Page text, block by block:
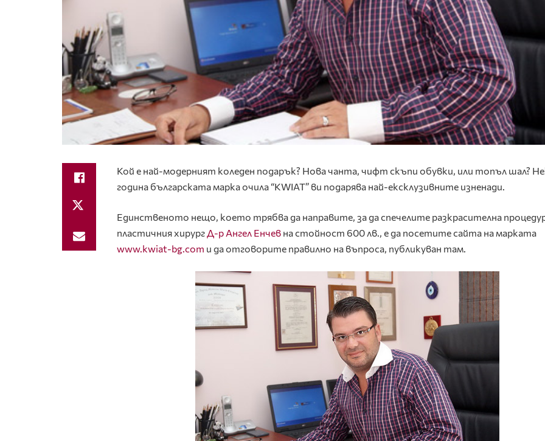
Кой е най-модерният коледен подарък? Нова чанта, чифт скъпи обувки, или топъл шал?
година българската марка очила “KWIAT” ви подарява най-ексклузивните изненади.
Единственото нещо, което трябва да направите, за да спечелите разкрасителна
пластичния хирургД-р Ангел Енчев на стойност 600 лв., е да посетите сайта на марката
www.kwiat-bg.com и да отговорите правилно на въпроса, публикуван там.